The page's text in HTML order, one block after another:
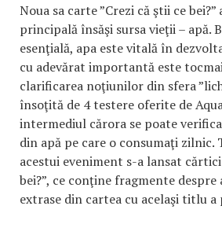
Noua sa carte ”Crezi că ştii ce
principală însăşi sursa vieţii – apă.
esenţială, apa este vitală în
cu adevărat importantă este
clarificarea noţiunilor din sfera
însoţită de 4 testere oferite de
intermediul cărora se poate
din apă pe care o consumaţi
acestui eveniment s-a lansat
bei?”, ce conţine fragmente
extrase din cartea cu acelaşi titlu a